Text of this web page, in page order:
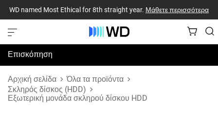
WD named Most Ethical for 8th straight year. Μάθετε περισσότερα
Επισκόπηση
Προδιαγραφές
Υποστήριξη & Πόροι
Αρχική σελίδα
Όλα τα προϊόντα
Σκληρός δίσκος (HDD)
Εξωτερική μονάδα σκληρού δίσκου HDD